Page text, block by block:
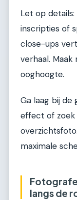
Let op
inscripties of
close-ups
verhaal. Maak
ooghoogte.
Ga laag bij
effect of
maximale
langs de